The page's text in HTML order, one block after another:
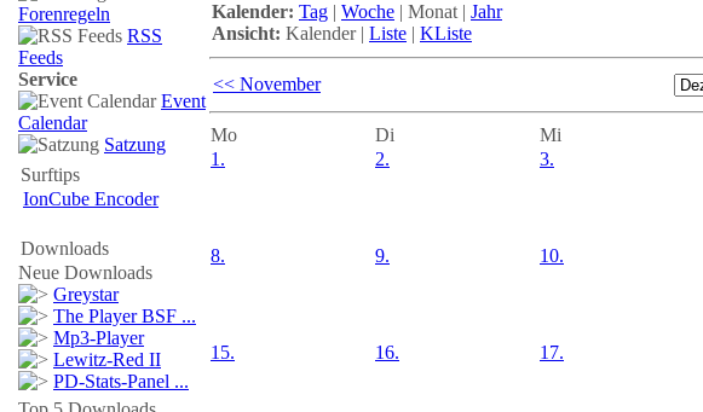
Forenregeln
RSS
Feeds
Service
Event
Calendar
Satzung
Surftips
IonCube Encoder
Downloads
Neue Downloads
Greystar
The Player BSF ...
Mp3-Player
Lewitz-Red II
PD-Stats-Panel ...
Kalender: Tag | Woche | Monat | Jahr
Ansicht: Kalender| Liste | KListe
<< November
Mo Di Mi
1.
2. 3.
8. 9. 10.
15. 16. 17.